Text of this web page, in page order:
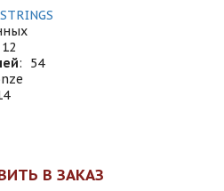
12
:
54
В ЗАКАЗ